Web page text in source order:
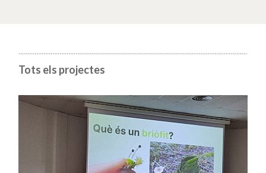
Tots els projectes